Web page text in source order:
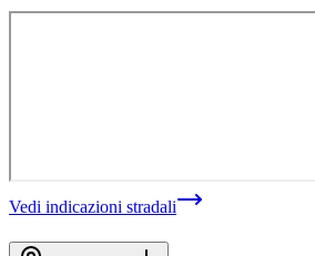
Vedi indicazioni stradali